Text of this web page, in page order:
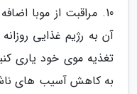
10. مراقبت از موبا
آن به رژیم غذایی
تغذیه موی خود یاری
به کاهش آسیب های